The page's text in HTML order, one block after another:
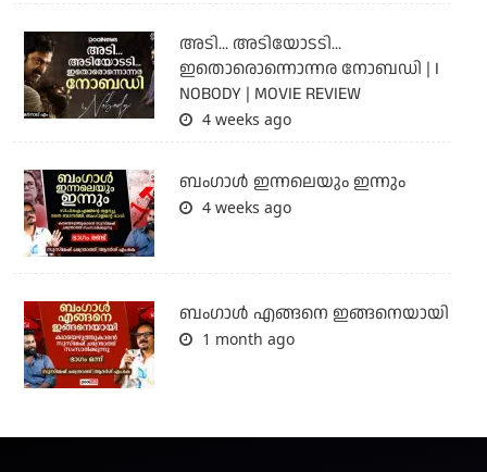
അടി... അടിയോടടി...
ഇതൊരൊന്നൊന്നര നോബഡി | I
NOBODY | MOVIE REVIEW
4 weeks ago
ബംഗാള്‍ ഇന്നലെയും ഇന്നും
4 weeks ago
ബം​ഗാൾ എങ്ങനെ ഇങ്ങനെയായി
1 month ago